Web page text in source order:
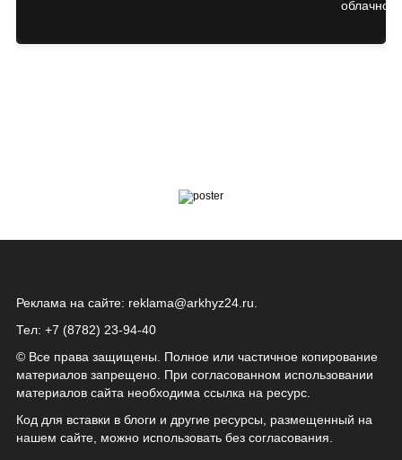
Реклама на сайте: reklama@arkhyz24.ru
Тел: +7 (8782) 23‑94‑40
© Все права защищены. Полное или частичное копирование
материалов запрещено. При согласованном использовании
материалов сайта необходима ссылка на ресурс.
Код для вставки в блоги и другие ресурсы, размещенный на
нашем сайте, можно использовать без согласования.